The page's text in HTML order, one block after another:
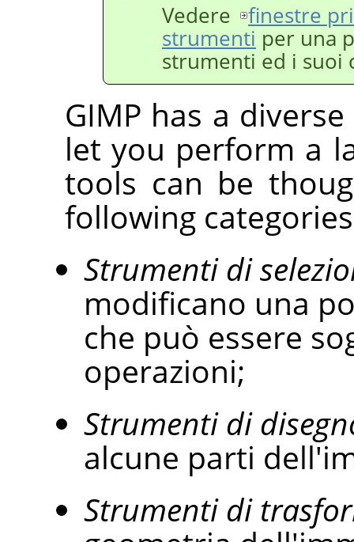
Vedere
finestre
strumenti per una
strumenti ed i suoi
GIMP has a
let you perform a
tools can be
following
Strumenti di
modificano una
che può essere
operazioni;
Strumenti di
alcune parti
Strumenti di